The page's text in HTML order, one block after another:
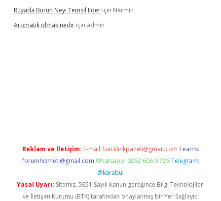
Rüyada Burun Neyi Temsil Eder için Nermin
Aromatik olmak nedir için admin
Reklam ve İletişim: E-mail: backlinkpaneli@gmail.com Teams:
forumhizmeti@gmail.com Whatsapp: 0262 606 0 726 Telegram:
@karabul
Yasal Uyarı: Sitemiz, 5651 Sayılı Kanun gereğince Bilgi Teknolojileri
ve İletişim Kurumu (BTK) tarafından onaylanmış bir Yer Sağlayıcı